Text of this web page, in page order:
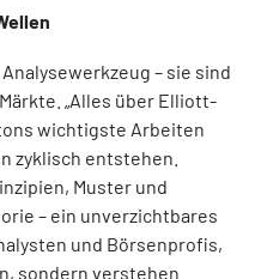
– sie sind
„Alles über Elliott-
wichtigste Arbeiten
zyklisch entstehen.
Muster und
– ein unverzichtbares
und Börsenprofis,
sondern verstehen